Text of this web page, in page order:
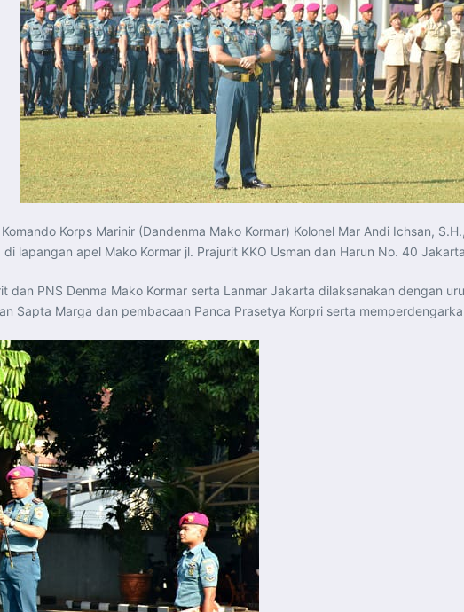
Korps Marinir (Dandenma Mako Kormar) Kolonel Mar Andi Ichsan,
lapangan apel Mako Kormar jl. Prajurit KKO Usman dan Harun No. 40
dan PNS Denma Mako Kormar serta Lanmar Jakarta dilaksanakan dengan
Sapta Marga dan pembacaan Panca Prasetya Korpri serta